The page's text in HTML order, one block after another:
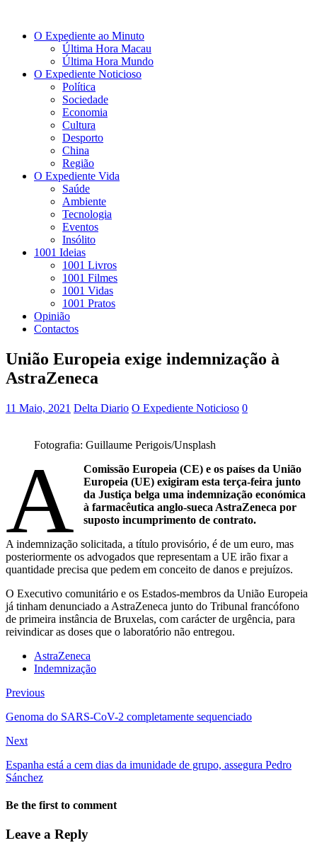
O Expediente ao Minuto
Última Hora Macau
Última Hora Mundo
O Expediente Noticioso
Política
Sociedade
Economia
Cultura
Desporto
China
Região
O Expediente Vida
Saúde
Ambiente
Tecnologia
Eventos
Insólito
1001 Ideias
1001 Livros
1001 Filmes
1001 Vidas
1001 Pratos
Opinião
Contactos
União Europeia exige indemnização à
AstraZeneca
11 Maio, 2021 Delta Diario O Expediente Noticioso 0
Fotografia: Guillaume Perigois/Unsplash
A
Comissão Europeia (CE) e os países da União
Europeia (UE) exigiram esta terça-feira junto
da Justiça belga uma indemnização económica
à farmacêutica anglo-sueca AstraZeneca por
suposto incumprimento de contrato.
A indemnização solicitada, a título provisório, é de um euro, mas
posteriormente os advogados que representam a UE irão fixar a
quantidade precisa que pedem em conceito de danos e prejuízos.
O Executivo comunitário e os Estados-membros da União Europeia
já tinham denunciado a AstraZeneca junto do Tribunal francófono
de primeira instância de Bruxelas, com carácter de urgência, para
reivindicar as doses que o laboratório não entregou.
AstraZeneca
Indemnização
Previous
Genoma do SARS-CoV-2 completamente sequenciado
Next
Espanha está a cem dias da imunidade de grupo, assegura Pedro
Sánchez
Be the first to comment
Leave a Reply